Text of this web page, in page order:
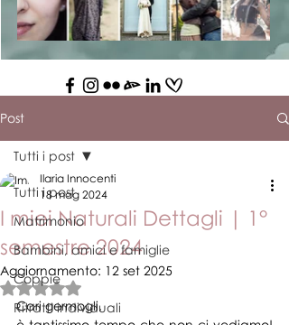
Post
Tutti i post
Matrimonio
Bambini, amici e famiglie
Coppie
Ritratti individuali
Tutti i post
I miei Naturali Dettagli | 1°
semestre 2024
Ilaria Innocenti
18 mag 2024
Aggiornamento: 12 set 2025
Valutazione NaN stelle su 5.
Cari germogli,